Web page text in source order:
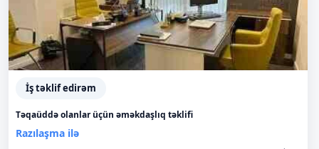
İş təklif edirəm
Təqaüddə olanlar üçün əməkdaşlıq təklifi
Razılaşma ilə